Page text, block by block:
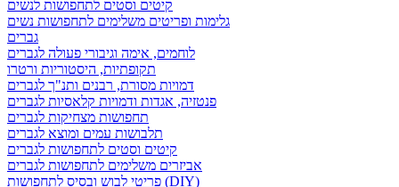
קיטים וסטים לתחפושות לנשים
גלימות ופריטים משלימים לתחפושות נשים
גברים
לוחמים, אימה וגיבורי פעולה לגברים
תקופתיות, היסטוריות ורטרו
דמויות מסורת, רבנים ותנ"ך לגברים
פנטזיה, אגדות ודמויות קלאסיות לגברים
תחפושות מצחיקות לגברים
תלבושות עמים ומוצא לגברים
קיטים וסטים לתחפושות לגברים
אביזרים משלימים לתחפושות לגברים
פריטי לבוש ובסיס לתחפושות (DIY)